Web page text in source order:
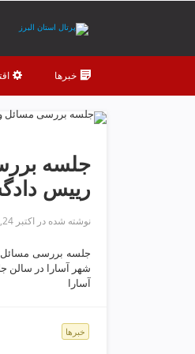
ن
خبرها
جلسه
رییس
نوشته شده در اکتبر 24, 2019
جلسه بررسی مسائل
شهر آسارا در سالن
آسارا
خبرها